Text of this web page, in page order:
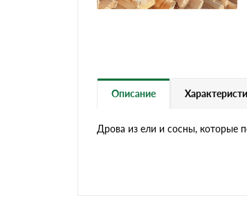
Описание
Дрова из ели и сосны, которые